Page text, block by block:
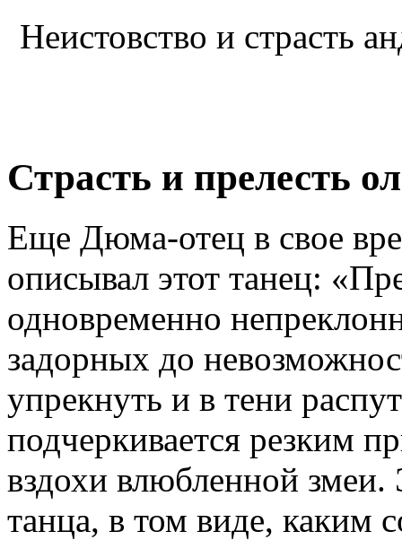
Неистовство и страсть
Страсть и прелесть
Еще Дюма-отец в свое
описывал этот танец:
одновременно
задорных до
упрекнуть и в тени
подчеркивается резким
вздохи влюбленной
танца, в том виде, каким